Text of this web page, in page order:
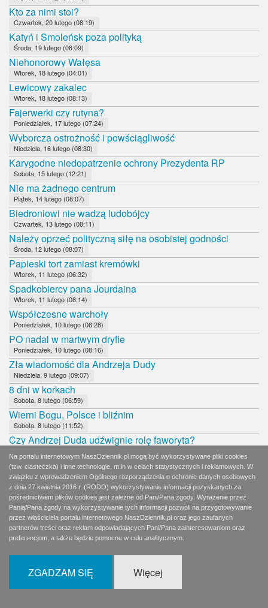
Kto za nimi stoi?
Czwartek, 20 lutego (08:19)
Katyń i Smoleńsk poza polityką
Środa, 19 lutego (08:09)
Niehonorowy Wałęsa
Wtorek, 18 lutego (04:01)
Lewicowy zakalec
Wtorek, 18 lutego (08:13)
Fajerwerki czy rutyna?
Poniedziałek, 17 lutego (07:24)
Wyborcza ostrożność i powściągliwość
Niedziela, 16 lutego (08:30)
Karygodne niedopatrzenie ochrony Prezydenta RP
Sobota, 15 lutego (12:21)
Nie ma żadnego centrum
Piątek, 14 lutego (08:07)
Biedroniowi nie wadzą ludobójcy
Czwartek, 13 lutego (08:11)
Należy oprzeć polityczną siłę na osobistej godności
Środa, 12 lutego (08:07)
Papieski tort zamiast kremówki
Wtorek, 11 lutego (06:32)
Spadkobiercy pana Jourdaina
Wtorek, 11 lutego (08:14)
Współczesne warchoły
Poniedziałek, 10 lutego (06:28)
PO nadal w martwym dryfie
Poniedziałek, 10 lutego (08:16)
Zła wiadomość dla Andrzeja Dudy
Niedziela, 9 lutego (09:07)
8 dni w korkach
Sobota, 8 lutego (06:59)
Wierni Bogu, Polsce i bliźnim
Sobota, 8 lutego (11:52)
Czy Andrzej Duda udźwignie rolę faworyta?
Dobrane towarzystwo: Hołownia, Jachira, Palikot
Czwartek, 6 lutego (02:06)
Pidżama, rogi i marihuana
Czwartek, 6 lutego (08:12)
Hołownia w utartych koleinach
Środa, 5 lutego (08:12)
Brawo!
Wtorek, 4 lutego (08:11)
SIeroty po PRL chcą Nobla dla Turskiego
Na portalu internetowym NaszDziennik.pl mogą być wykorzystywane pliki cookies
(tzw. ciasteczka) i inne technologie, m.in w celach statystycznych i reklamowych. W
związku z wprowadzeniem Ogólnego rozporządzenia o ochronie danych osobowych
z dnia 27 kwietnia 2016 r. (RODO) wykorzystywanie informacji pozyskanych za
pośrednictwem plików cookies jest zależne od Pani/Pana zgody. Wyrażenie przez
Panią/Pana zgody na wykorzystywanie tych informacji pozwoli na przygotowywanie
przez właściciela portalu internetowego NaszDziennik.pl oraz jego zaufanych
partnerów treści oraz reklam odpowiadających Pani/Pana zainteresowaniom oraz
preferencjom, a także będzie pomocne w celu analitycznym.
ZGADZAM SIĘ Więcej